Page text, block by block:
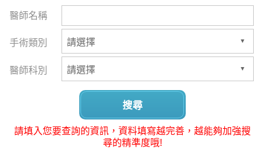
醫師名稱
手術類別
醫師科別
搜尋
請填入您要查詢的資訊，資料填寫越完善，越能夠加強搜
尋的精準度哦!